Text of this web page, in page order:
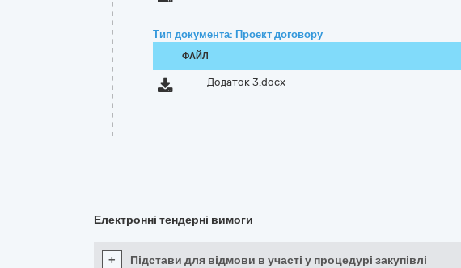
Тип документа: Проект договору
ФАЙЛ
Додаток 3.docx
Електронні тендерні вимоги
+ Підстави для відмови в участі у процедурі закупівлі